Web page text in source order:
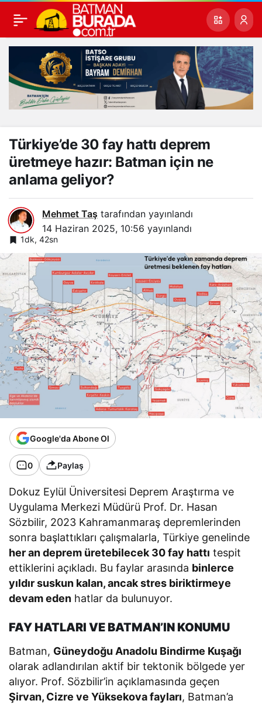
Türkiye’de 30 fay hattı deprem
üretmeye hazır: Batman için ne
anlama geliyor?
Mehmet Taş tarafından yayınlandı
14 Haziran 2025, 10:56 yayınlandı
1dk, 42sn
Google'da Abone Ol
0 Paylaş
Dokuz Eylül Üniversitesi Deprem Araştırma ve
Uygulama Merkezi Müdürü Prof. Dr. Hasan
Sözbilir, 2023 Kahramanmaraş depremlerinden
sonra başlattıkları çalışmalarla, Türkiye genelinde
her an deprem üretebilecek 30 fay hattı tespit
ettiklerini açıkladı. Bu faylar arasında binlerce
yıldır suskun kalan, ancak stres biriktirmeye
devam eden hatlar da bulunuyor.
FAY HATLARI VE BATMAN’IN KONUMU
Batman, Güneydoğu Anadolu Bindirme Kuşağı
olarak adlandırılan aktif bir tektonik bölgede yer
alıyor. Prof. Sözbilir’in açıklamasında geçen
Şirvan, Cizre ve Yüksekova fayları, Batman’a